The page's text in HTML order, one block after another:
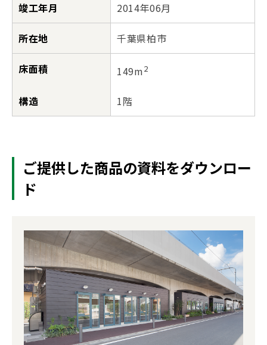
竣工年月 2014年06月
所在地 千葉県柏市
床面積 149m2
構造 1階
ご提供した商品の資料をダウンロー
ド